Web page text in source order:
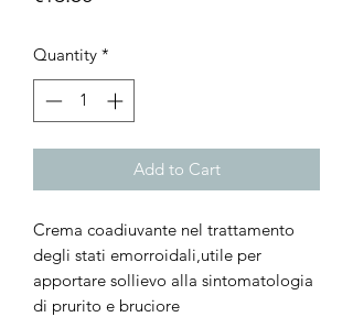
Quantity *
Add to Cart
Crema coadiuvante nel trattamento
degli stati emorroidali,utile per
apportare sollievo alla sintomatologia
di prurito e bruciore